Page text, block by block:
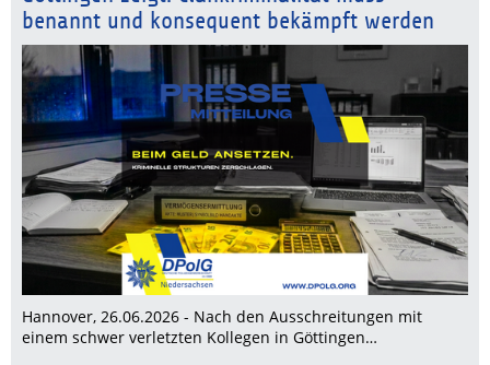
benannt und konsequent bekämpft werden
Hannover, 26.06.2026 - Nach den Ausschreitungen mit
einem schwer verletzten Kollegen in Göttingen…